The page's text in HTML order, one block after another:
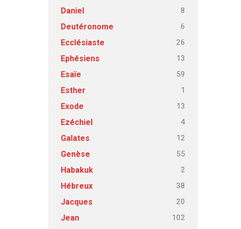
Daniel 8
Deutéronome 6
Ecclésiaste 26
Ephésiens 13
Esaïe 59
Esther 1
Exode 13
Ezéchiel 4
Galates 12
Genèse 55
Habakuk 2
Hébreux 38
Jacques 20
Jean 102